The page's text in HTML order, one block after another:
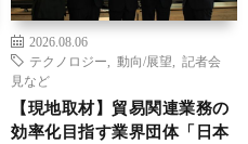
2026.08.06
テクノロジー
動向/展望
記者会
見など
【現地取材】貿易関連業務の
効率化目指す業界団体「日本